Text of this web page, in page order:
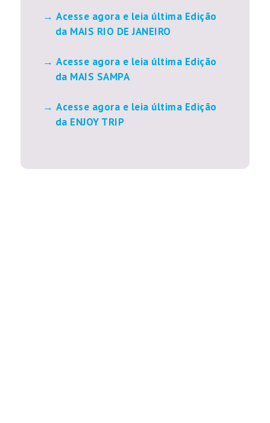
Acesse agora e leia última Edição
da MAIS RIO DE JANEIRO
Acesse agora e leia última Edição
da MAIS SAMPA
Acesse agora e leia última Edição
da ENJOY TRIP